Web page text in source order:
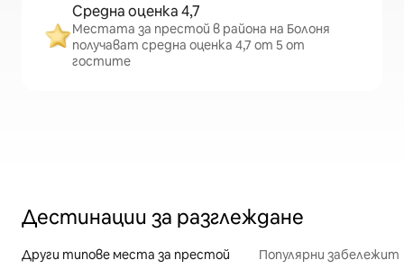
Средна оценка 4,7
Местата за престой в района на Болоня
получават средна оценка 4,7 от 5 от
гостите
Дестинации за разглеждане
Други типове места за престой Популярни